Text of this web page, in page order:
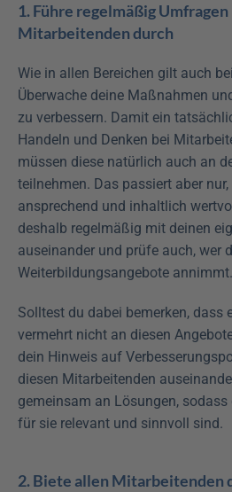
1. Führe regelmäßig
Mitarbeitenden durch
Wie in allen Bereichen gilt auch
Überwache deine Maßnahmen
zu verbessern. Damit ein
Handeln und Denken bei
müssen diese natürlich auch an
teilnehmen. Das passiert aber
ansprechend und inhaltlich
deshalb regelmäßig mit deinen
auseinander und prüfe auch, wer
Weiterbildungsangebote annimmt.
Solltest du dabei bemerken, dass
vermehrt nicht an diesen
dein Hinweis auf
diesen Mitarbeitenden
gemeinsam an Lösungen,
für sie relevant und sinnvoll sind.
2. Biete allen Mitarbeitenden